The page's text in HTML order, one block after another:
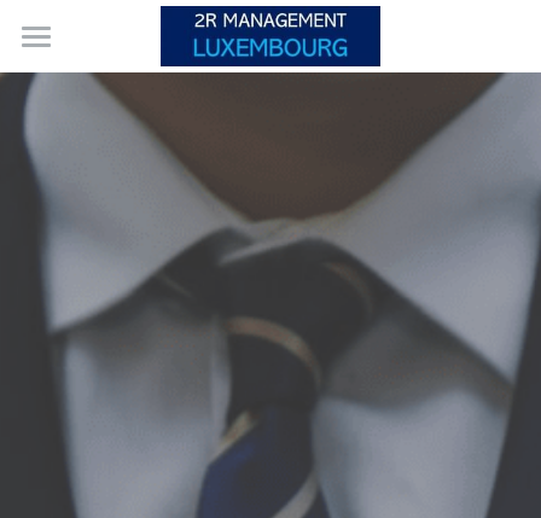
ACCUEIL
SERVICES
CONTACT